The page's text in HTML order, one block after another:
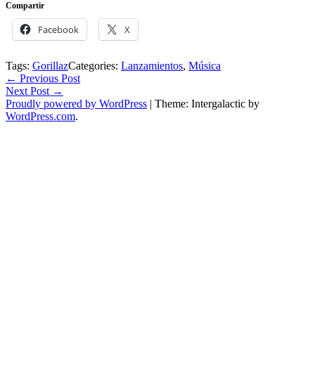
Compartir
Facebook X
Tags: GorillazCategories: Lanzamientos, Música
Post
navigation
← Previous Post
Next Post →
Proudly powered by WordPress | Theme: Intergalactic by
WordPress.com.